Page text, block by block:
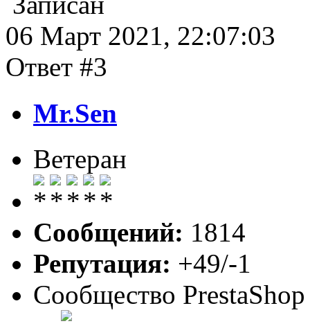
06 Март 2021, 22:07:03
Ответ #3
Mr.Sen
Ветеран
Сообщений: 1814
Репутация: +49/-1
Сообщество PrestaShop